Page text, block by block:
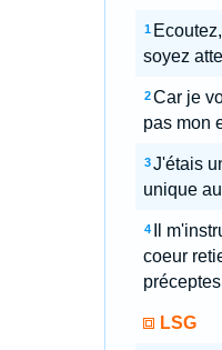
1
soyez
2 Car je
pas mon
3 J'étais
unique
4
Il
coeur
LSG